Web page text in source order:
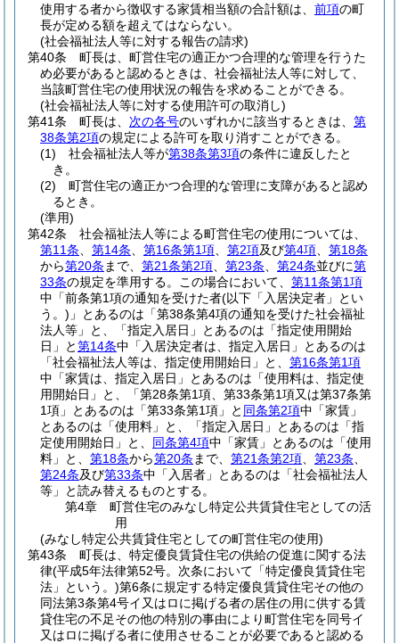
使用する者から徴収する家賃相当額の合計額は、 前項の町
長が定める額を超えてはならない。
(社会福祉法人等に対する報告の請求)
第40条
町長は、町営住宅の適正かつ合理的な管理を行うた
め必要があると認めるときは、社会福祉法人等に対して、
当該町営住宅の使用状況の報告を求めることができる。
(社会福祉法人等に対する使用許可の取消し)
第41条
町長は、 次の各号のいずれかに該当するときは、 第
38条第2項の規定による許可を取り消すことができる。
(1)
社会福祉法人等が第38条第3項の条件に違反したと
き。
(2)
町営住宅の適正かつ合理的な管理に支障があると認め
るとき。
(準用)
第42条
社会福祉法人等による町営住宅の使用については、
第11条
第14条 第16条第1項 第2項及び第4項
第18条
から第20条 まで、 第21条第2項 第23条 第24条並びに第
33条の規定を準用する。 この場合において、 第11条第1項
中「前条第1項の通知を受けた者(以下「入居決定者」とい
う。) 」とあるのは「第38条第4項の通知を受けた社会福祉
法人等」と、「指定入居日」とあるのは「指定使用開始
日」と第14条中「入居決定者は、指定入居日」とあるのは
「社会福祉法人等は、指定使用開始日」と、 第16条第1項
中「家賃は、指定入居日」とあるのは「使用料は、指定使
用開始日」と、「第28条第1項、第33条第1項又は第37条第
1項」とあるのは「第33条第1項」と 同条第2項中「家賃」
とあるのは「使用料」と、「指定入居日」とあるのは「指
定使用開始日」と、 同条第4項中「家賃」とあるのは「使用
料」と、 第18条から第20条 まで、 第21条第2項 第23条
第24条及び第33条中「入居者」とあるのは「社会福祉法人
等」と読み替えるものとする。
第4章
町営住宅のみなし特定公共賃貸住宅としての活
用
(みなし特定公共賃貸住宅としての町営住宅の使用)
第43条
町長は、特定優良賃貸住宅の供給の促進に関する法
律(平成5年法律第52号。次条において「特定優良賃貸住宅
法」という。)第6条に規定する特定優良賃貸住宅その他の
同法第3条第4号イ又はロに掲げる者の居住の用に供する賃
貸住宅の不足その他の特別の事由により町営住宅を同号イ
又はロに掲げる者に使用させることが必要であると認める